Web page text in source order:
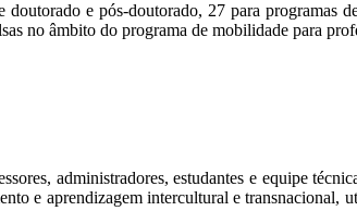
e pós-doutorado, 27 para programas
no âmbito do programa de mobilidade para
administradores, estudantes e equipe
e aprendizagem intercultural e transnacional,